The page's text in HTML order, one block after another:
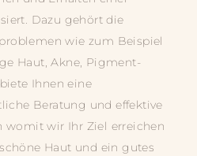
Dazu gehört die
wie zum Beispiel
Haut, Akne, Pigment­­
Ihnen eine
Beratung und effektive
womit wir Ihr Ziel erreichen
Haut und ein gutes